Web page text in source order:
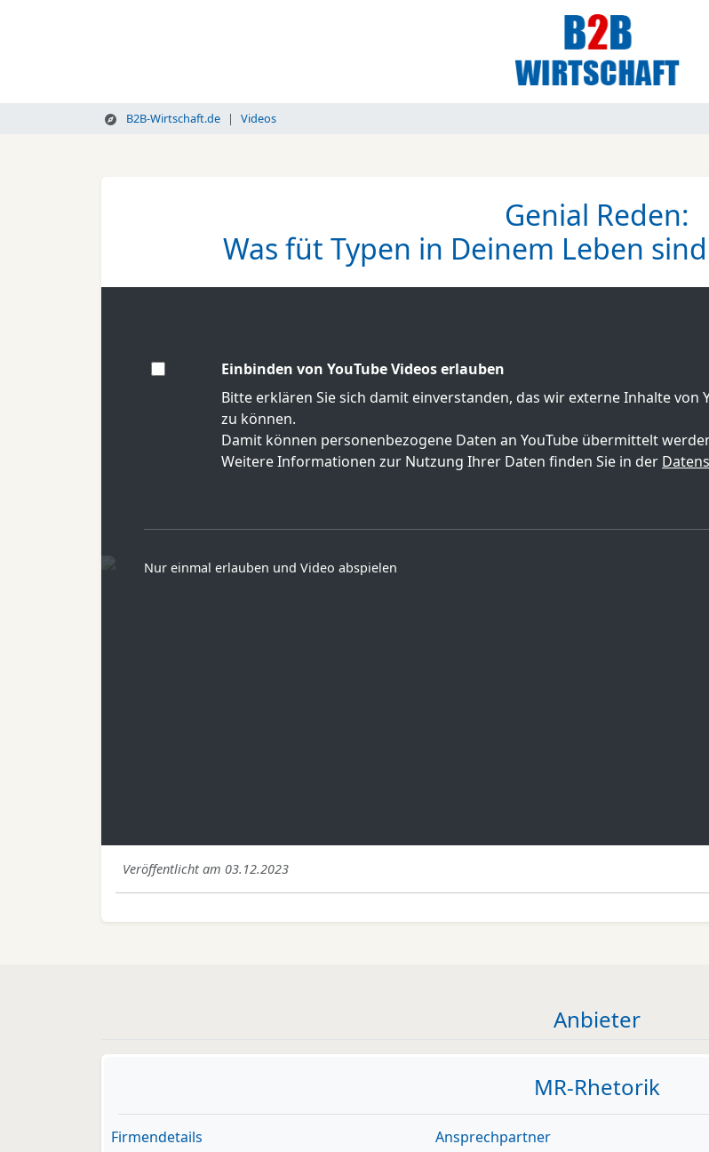
B2B-Wirtschaft.de Videos
Genial Reden:
Was füt Typen in Deinem Leben
Einbinden von YouTube Videos erlauben
Bitte erklären Sie sich damit einverstanden, das wir externe Inhalte von
zu können.
Damit können personenbezogene Daten an YouTube übermittelt
Weitere Informationen zur Nutzung Ihrer Daten finden Sie in der
Nur einmal erlauben und Video abspielen
Veröffentlicht am 03.12.2023
Anbieter
MR-Rhetorik
Firmendetails
Ansprechpartner